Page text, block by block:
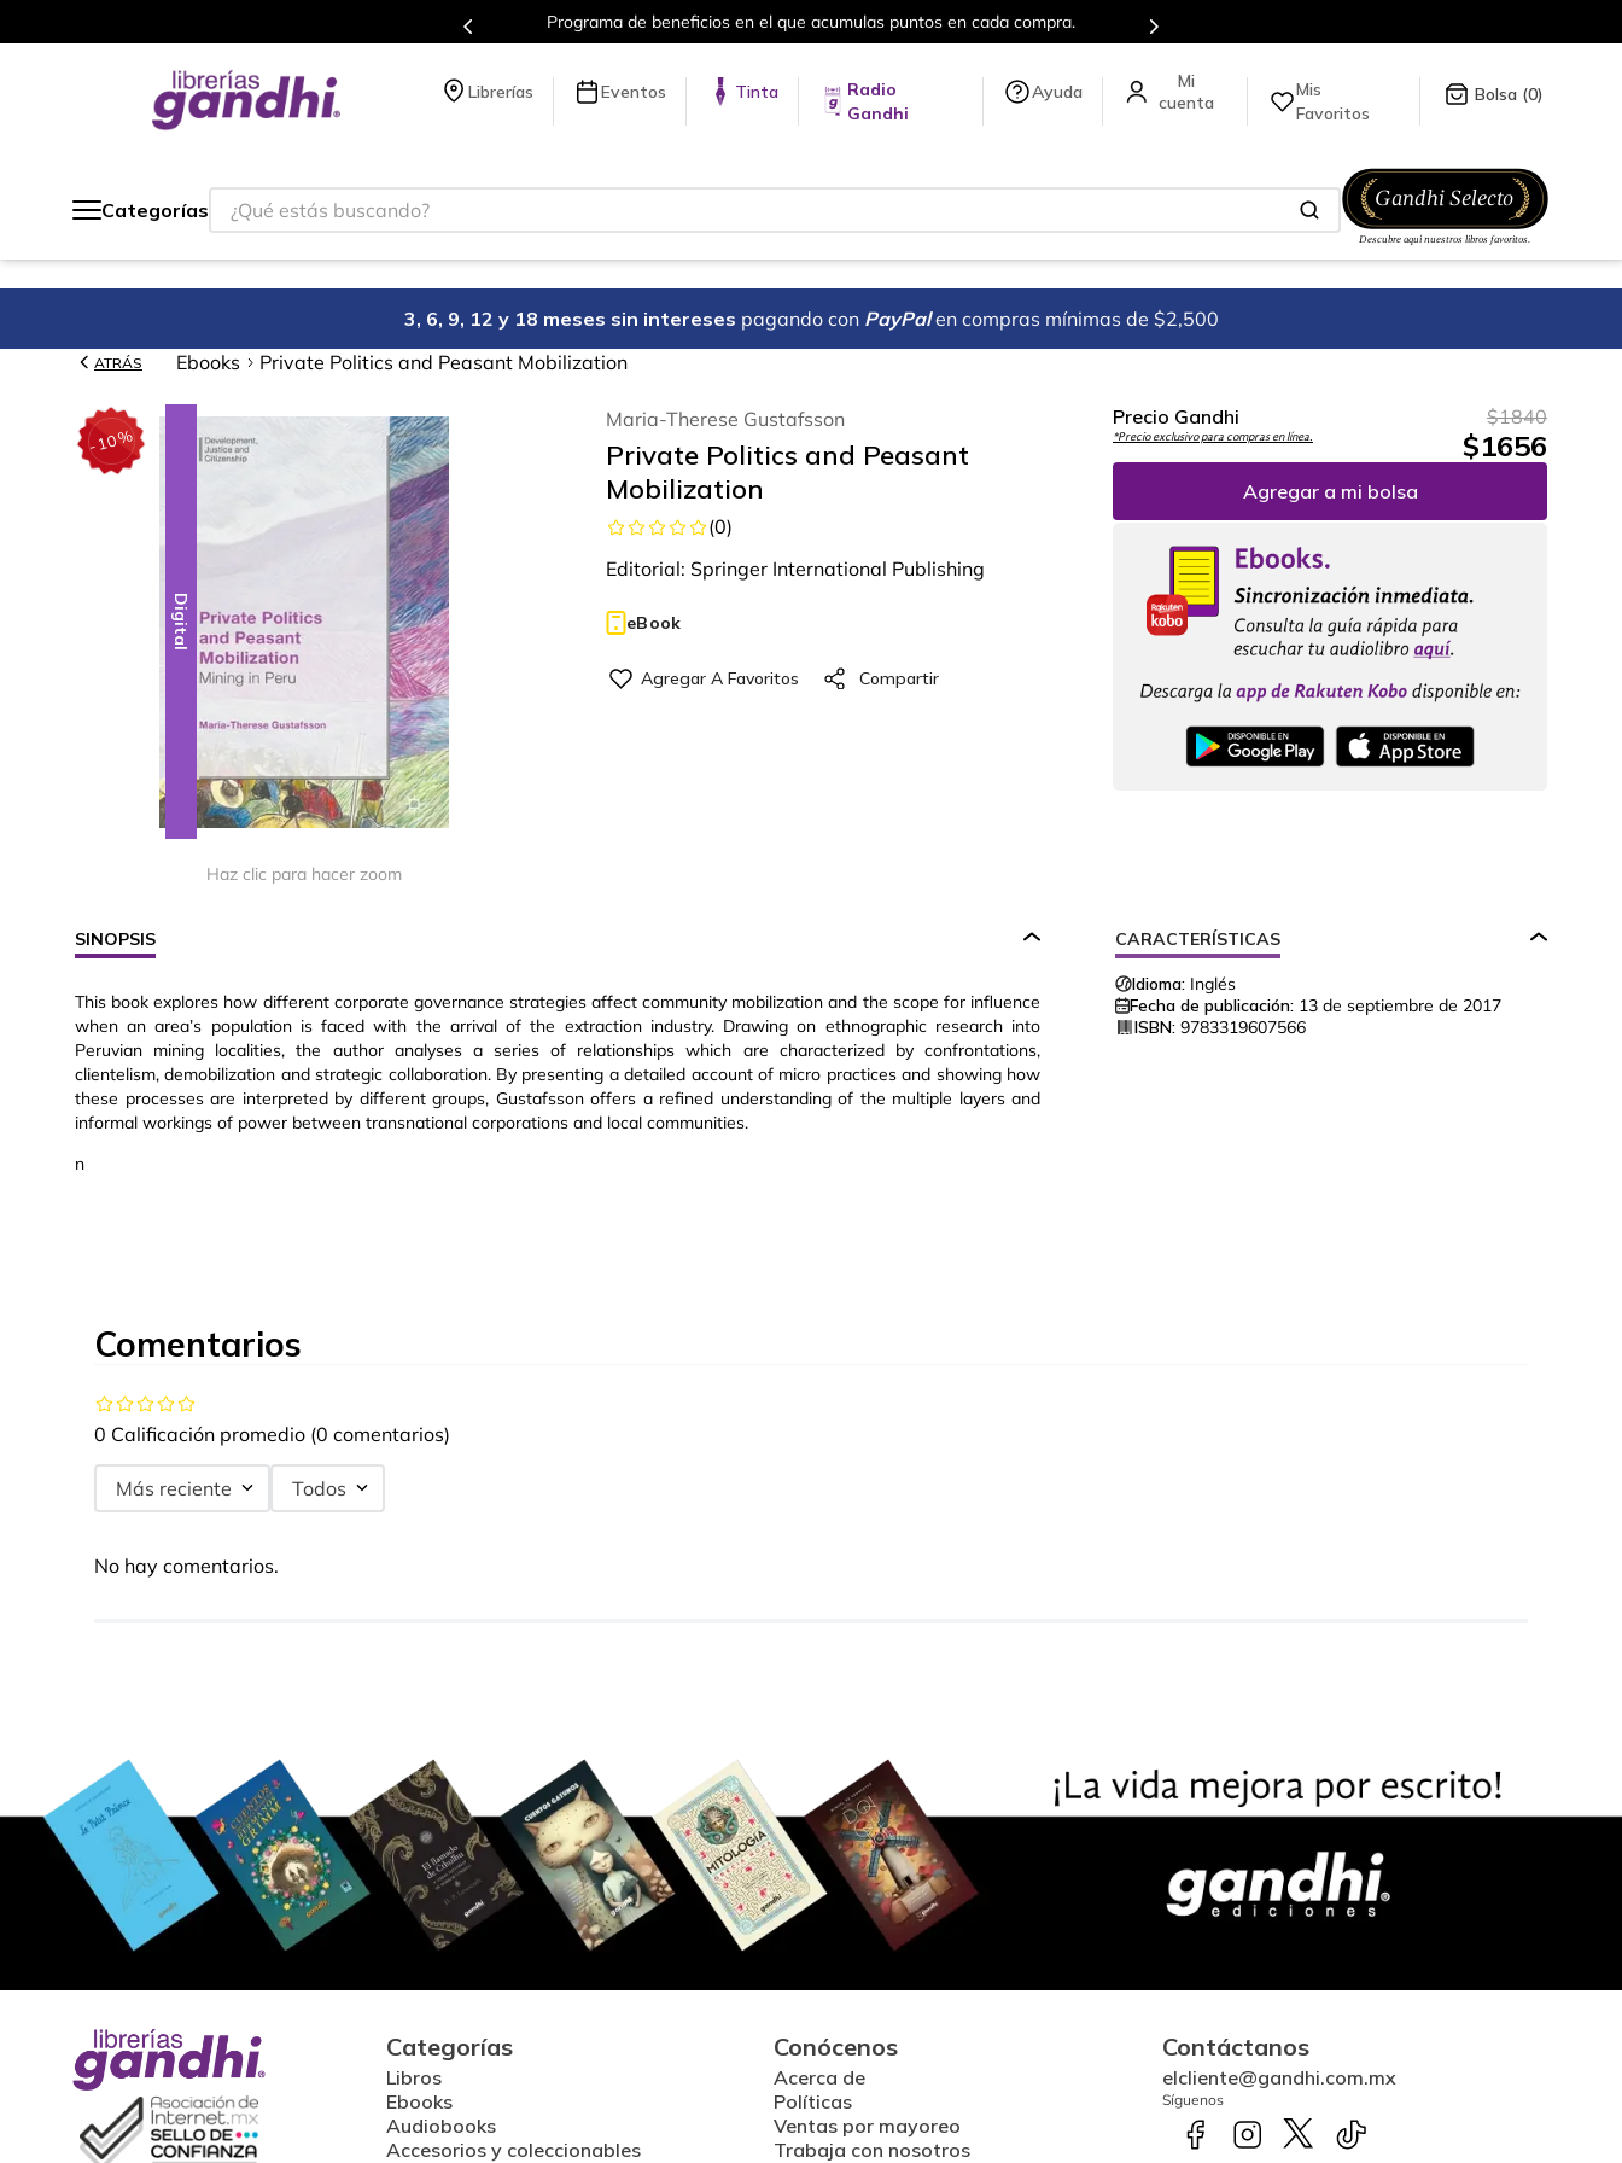
Programa de beneficios en el que acumulas puntos en cada compra. Más de 5 millones de títulos en nuestra tienda en línea.
Librerías Eventos Tinta
Radio
Gandhi
Ayuda
Mis
Favoritos
0
Categorías
¿Qué estás buscando?
3, 6, 9, 12 y 18 meses sin intereses pagando con PayPal en compras mínimas de $2,500
ATRÁS Ebooks Private Politics and Peasant Mobilization
-10%
Digital
Haz clic para hacer zoom
Maria-Therese Gustafsson
Private Politics and Peasant
Mobilization
(0)
Editorial: Springer International Publishing
eBook
Precio Gandhi
*Precio exclusivo para compras en línea.
$1840
$1656
Agregar a mi bolsa
SINOPSIS
This book explores how different corporate governance strategies affect community mobilization and the scope for influence
when an area’s population is faced with the arrival of the extraction industry. Drawing on ethnographic research into
Peruvian mining localities, the author analyses a series of relationships which are characterized by confrontations,
clientelism, demobilization and strategic collaboration. By presenting a detailed account of micro practices and showing how
these processes are interpreted by different groups, Gustafsson offers a refined understanding of the multiple layers and
informal workings of power between transnational corporations and local communities.
n
CARACTERÍSTICAS
Idioma: Inglés
Fecha de publicación: 13 de septiembre de 2017
ISBN: 9783319607566
Comentarios
0 Calificación promedio (0 comentarios)
Más reciente Todos
No hay comentarios.
Categorías
Libros
Ebooks
Audiobooks
Accesorios y coleccionables
Conócenos
Acerca de
Políticas
Ventas por mayoreo
Trabaja con nosotros
Contáctanos
elcliente@gandhi.com.mx
Síguenos